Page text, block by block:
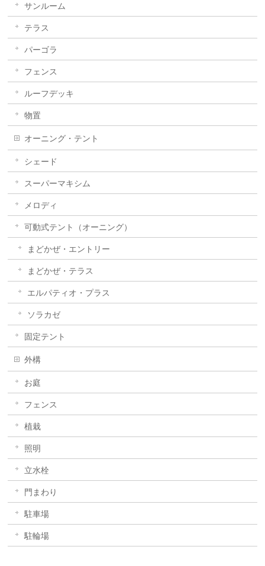
サンルーム
テラス
パーゴラ
フェンス
ルーフデッキ
物置
オーニング・テント
シェード
スーパーマキシム
メロディ
可動式テント（オーニング）
まどかぜ・エントリー
まどかぜ・テラス
エルパティオ・プラス
ソラカゼ
固定テント
外構
お庭
フェンス
植栽
照明
立水栓
門まわり
駐車場
駐輪場